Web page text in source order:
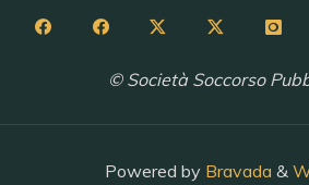
© Società Soccorso
Powered by Bravada &